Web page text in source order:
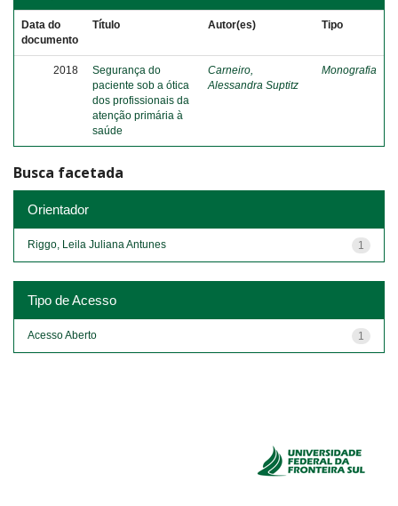
Data do
documento
Título Autor(es) Tipo
2018
Segurança do
paciente sob a ótica
dos profissionais da
atenção primária à
saúde
Carneiro,
Alessandra Suptitz
Monografia
Busca facetada
Orientador
1
Riggo, Leila Juliana Antunes
Tipo de Acesso
1
Acesso Aberto